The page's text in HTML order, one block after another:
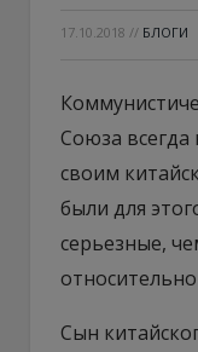
17.10.2018 // БЛОГИ
Союза всегда
своим
были для
серьезные,
Сын